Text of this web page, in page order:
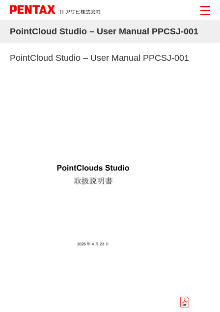
PointCloud Studio – User Manual PPCSJ-001
PointCloud Studio – User Manual PPCSJ-001